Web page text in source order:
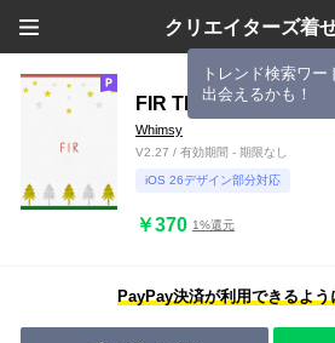
クリエイターズ着
トレンド検索ワ
出会えるかも！
FIR TREE 2
Whimsy
V2.27 / 有効期間 - 期限なし
iOS 26デザイン部分対応
￥370 1%還元
PayPay決済が利用できるよう